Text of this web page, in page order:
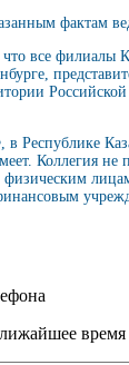
фактам
все филиалы
Республике
Коллегия не
физическим
время